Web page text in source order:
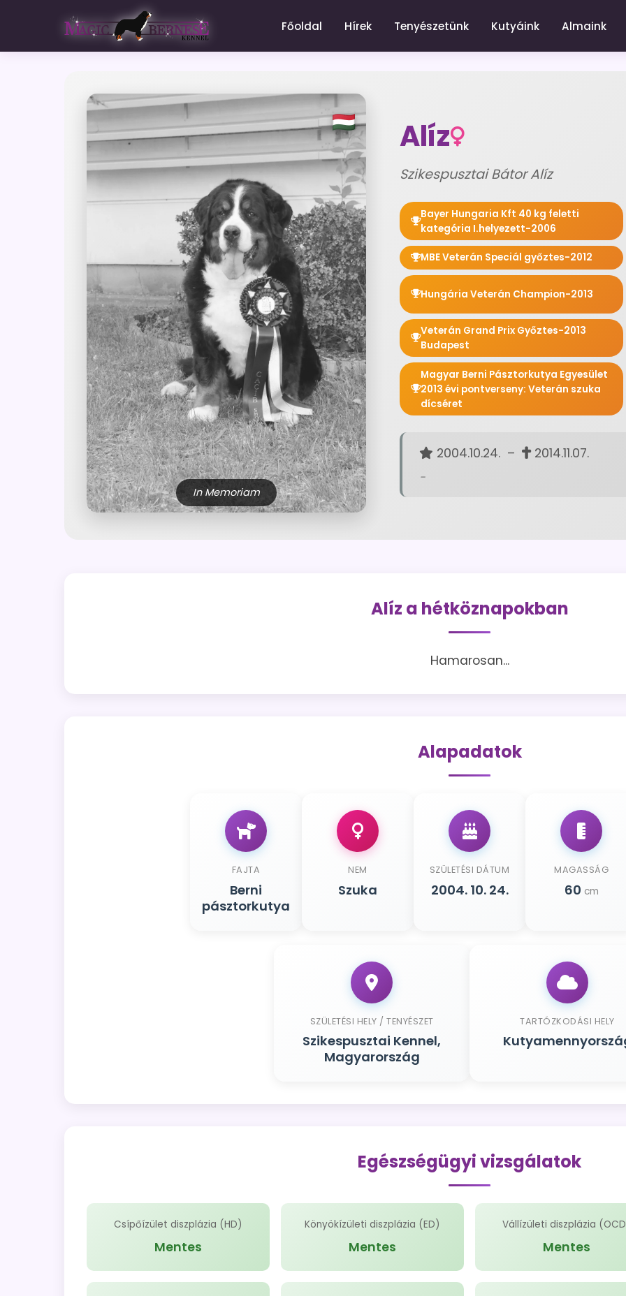
Főoldal Hírek Tenyészetünk Kutyáink Almaink
In Memoriam
Alíz
Szikespusztai Bátor Alíz
Bayer Hungaria Kft 40 kg feletti
kategória I.helyezett-2006
MBE Veterán Speciál győztes-2012
Hungária Veterán Champion-2013
Veterán Grand Prix Győztes-2013
Budapest
Magyar Berni Pásztorkutya Egyesület
2013 évi pontverseny: Veterán szuka
dícséret
2004.10.24. – 2014.11.07.
-
Alíz a hétköznapokban
Hamarosan...
Alapadatok
FAJTA
Berni
pásztorkutya
NEM
Szuka
SZÜLETÉSI DÁTUM
2004. 10. 24.
MAGASSÁG
60 cm
SZÜLETÉSI HELY / TENYÉSZET
Szikespusztai Kennel,
Magyarország
TARTÓZKODÁSI HELY
Egészségügyi vizsgálatok
Csípőízület diszplázia (HD)
Mentes
Könyökízületi diszplázia (ED)
Mentes
Vállízületi diszplázia
Mentes